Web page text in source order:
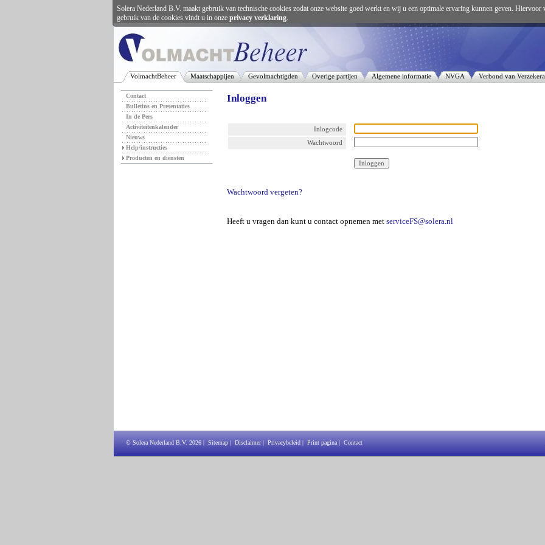
VolmachtBeheer Maatschappijen Gevolmachtigden Overige partijen Algemene informatie NVGA Verbond van
Contact
Bulletins en Presentaties
In de Pers
Activiteitenkalender
Nieuws
Help/instructies
Producten en diensten
Inloggen
Inlogcode
Wachtwoord
Wachtwoord vergeten?
Heeft u vragen dan kunt u contact opnemen met serviceFS@solera.nl
© Solera Nederland B.V. 2026 | Sitemap | Disclaimer| Privacybeleid | Print pagina | Contact
Solera Nederland B.V. maakt gebruik van technische cookies zodat onze website goed werkt en wij u een optimale ervaring kunnen geven.
gebruik van de cookies vindt u in onze privacy verklaring.